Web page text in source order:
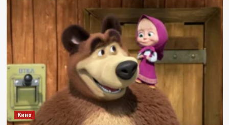
Кино